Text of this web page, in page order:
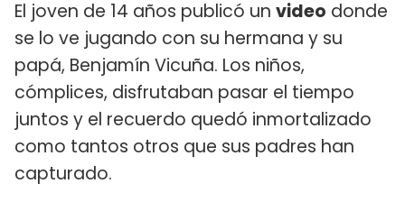
El joven de 14 años publicó un video donde
se lo ve jugando con su hermana y su
papá, Benjamín Vicuña. Los niños,
cómplices, disfrutaban pasar el tiempo
juntos y el recuerdo quedó inmortalizado
como tantos otros que sus padres han
capturado.